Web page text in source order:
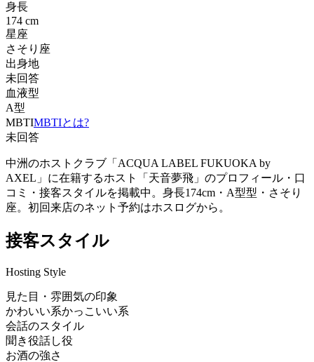
身長
174 cm
星座
さそり座
出身地
未回答
血液型
A型
MBTIMBTIとは?
未回答
中洲のホストクラブ「ACQUA LABEL FUKUOKA by
AXEL」に在籍するホスト「天音夢飛」のプロフィール・口
コミ・接客スタイルを掲載中。身長174cm・A型型・さそり
座。初回来店のネット予約はホスログから。
接客スタイル
Hosting Style
見た目・雰囲気の印象
かわいい系かっこいい系
会話のスタイル
聞き役話し役
お酒の強さ